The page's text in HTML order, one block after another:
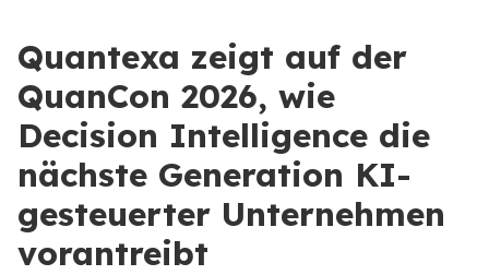
Quantexa zeigt auf der
QuanCon 2026, wie
Decision Intelligence die
nächste Generation KI-
gesteuerter Unternehmen
vorantreibt